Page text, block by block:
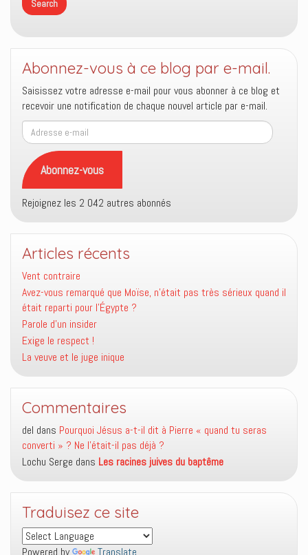
Abonnez-vous à ce blog par e-mail.
Saisissez votre adresse e-mail pour vous abonner à ce blog et
recevoir une notification de chaque nouvel article par e-mail.
Adresse
e-
mail
Abonnez-vous
Rejoignez les 2 042 autres abonnés
Articles récents
Vent contraire
Avez-vous remarqué que Moïse, n’était pas très sérieux quand il
était reparti pour l’Égypte ?
Parole d’un insider
Exige le respect !
La veuve et le juge inique
Commentaires
del dans Pourquoi Jésus a-t-il dit à Pierre « quand tu seras
converti » ? Ne l’était-il pas déjà ?
Lochu Serge dans Les racines juives du baptême
Traduisez ce site
Powered by Translate